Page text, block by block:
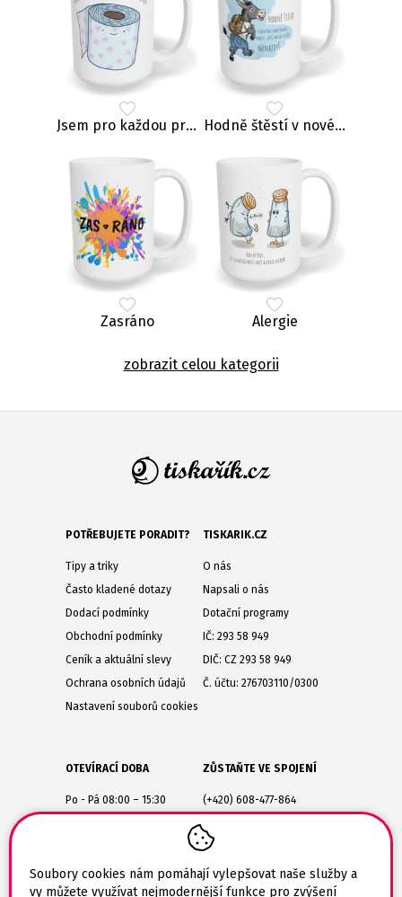
Soubory cookies nám pomáhají vylepšovat naše služby a
vy můžete využívat nejmodernější funkce pro zvýšení
Jsem pro každou prdel Hodně štěstí v novém zaměstnání, zrádce
Zasráno Alergie
zobrazit celou kategorii
POTŘEBUJETE PORADIT?
Tipy a triky
Často kladené dotazy
Dodací podmínky
Obchodní podmínky
Ceník a aktuální slevy
Ochrana osobních údajů
Nastavení souborů cookies
TISKARIK.CZ
O nás
Napsali o nás
Dotační programy
IČ: 293 58 949
DIČ: CZ 293 58 949
Č. účtu: 276703110/0300
OTEVÍRACÍ DOBA
Po - Pá 08:00 – 15:30
Jaroměřice nad Rokytnou
675 51
ZŮSTAŇTE VE SPOJENÍ
(+420) 608-477-864